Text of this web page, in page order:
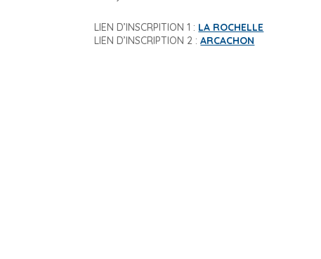
LIEN D’INSCRPITION 1 : LA ROCHELLE
LIEN D’INSCRIPTION 2 :ARCACHON